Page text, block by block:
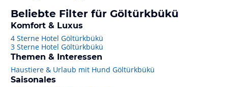
Beliebte Filter für Göltürkbükü
Komfort & Luxus
4 Sterne Hotel Göltürkbükü
3 Sterne Hotel Göltürkbükü
Themen & Interessen
Haustiere & Urlaub mit Hund Göltürkbükü
Saisonales